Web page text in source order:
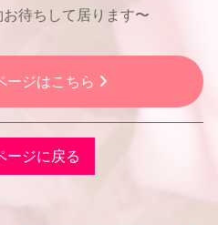
お待ちして居ります〜
ージはこちら
ージに戻る